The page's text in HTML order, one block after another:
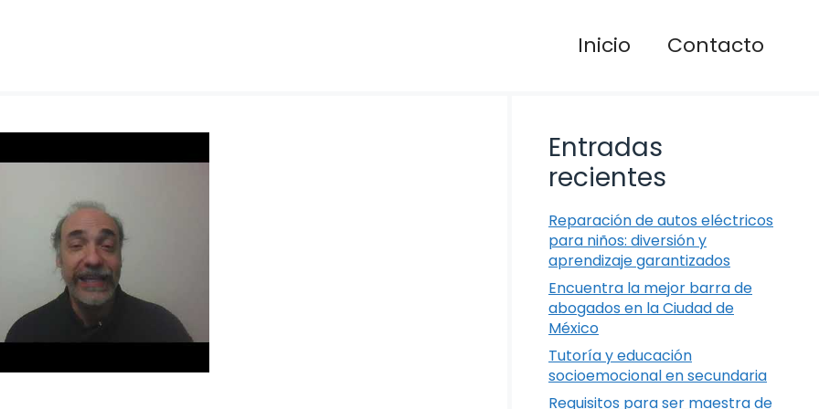
Inicio Contacto
Entradas
recientes
Reparación de autos eléctricos
para niños: diversión y
aprendizaje garantizados
Encuentra la mejor barra de
abogados en la Ciudad de
México
Tutoría y educación
socioemocional en secundaria
Requisitos para ser maestra de